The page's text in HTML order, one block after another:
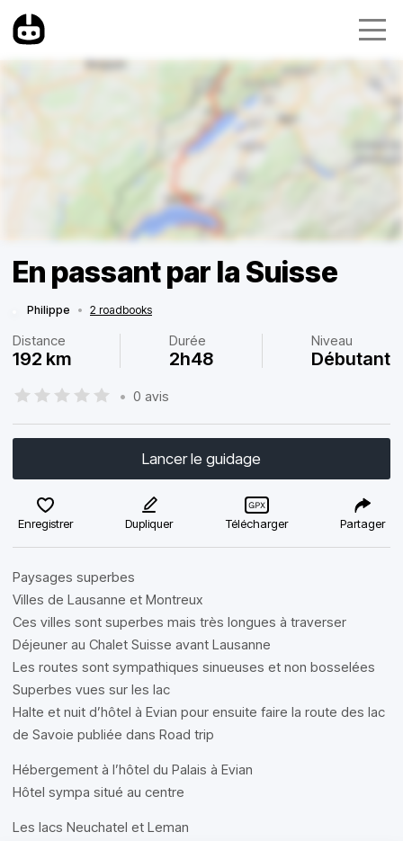
En passant par la Suisse
Philippe • 2 roadbooks
Distance
192 km
Durée
2h48
Niveau
Débutant
• 0 avis
Lancer le guidage
Enregistrer Dupliquer Télécharger Partager
Paysages superbes
Villes de Lausanne et Montreux
Ces villes sont superbes mais très longues à traverser
Déjeuner au Chalet Suisse avant Lausanne
Les routes sont sympathiques sinueuses et non bosselées
Superbes vues sur les lac
Halte et nuit d’hôtel à Evian pour ensuite faire la route des lac
de Savoie publiée dans Road trip
Hébergement à l’hôtel du Palais à Evian
Hôtel sympa situé au centre
Les lacs Neuchatel et Leman